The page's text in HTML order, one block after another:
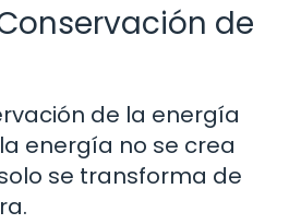
de
de la energía
energía no se crea
se transforma de